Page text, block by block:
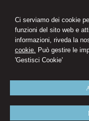
Ci serviamo dei cookie
funzioni del sito web e
informazioni, riveda la
cookie. Può gestire le
'Gestisci Cookie'